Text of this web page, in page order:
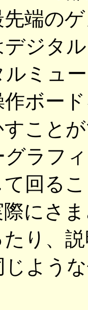
端の
ジタ
ミュ
ボー
すこと
ラフ
回る
にさ
たり、
よう